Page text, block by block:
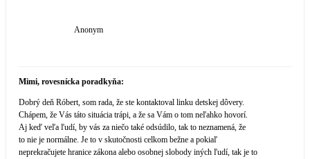
Anonym
Mimi, rovesnícka poradkyňa:
Dobrý deň Róbert, som rada, že ste kontaktoval linku detskej dôvery.
Chápem, že Vás táto situácia trápi, a že sa Vám o tom neľahko hovorí.
Aj keď veľa ľudí, by vás za niečo také odsúdilo, tak to neznamená, že
to nie je normálne. Je to v skutočnosti celkom bežne a pokiaľ
neprekračujete hranice zákona alebo osobnej slobody iných ľudí, tak je to